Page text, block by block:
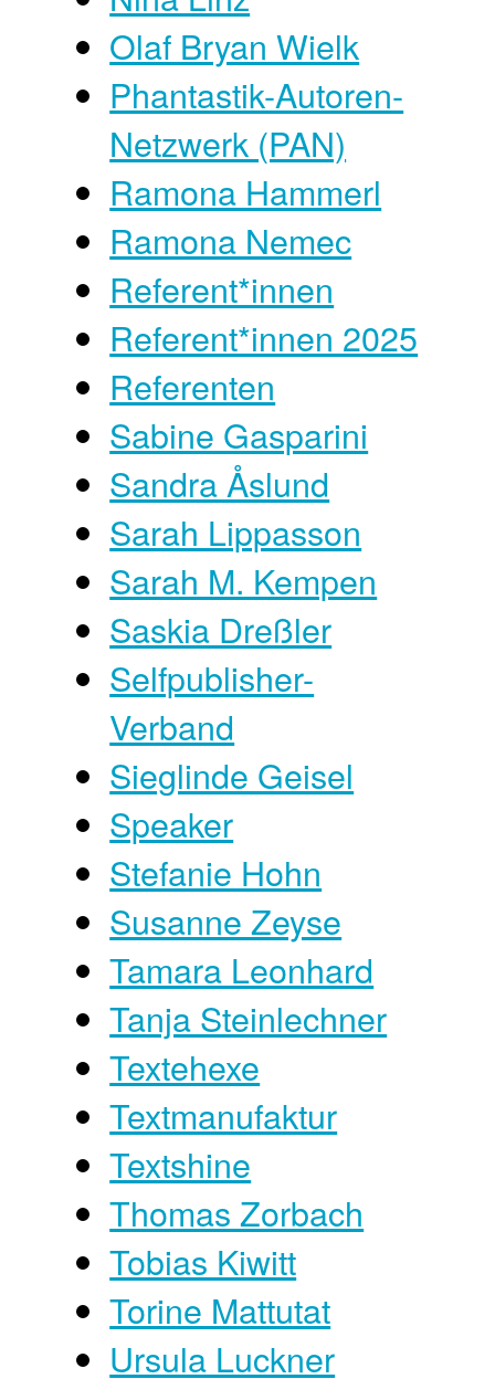
Olaf Bryan Wielk
Phantastik-Autoren-
Netzwerk (PAN)
Ramona Hammerl
Ramona Nemec
Referent*innen
Referent*innen 2025
Referenten
Sabine Gasparini
Sandra Åslund
Sarah Lippasson
Sarah M. Kempen
Saskia Dreßler
Selfpublisher-
Verband
Sieglinde Geisel
Speaker
Stefanie Hohn
Susanne Zeyse
Tamara Leonhard
Tanja Steinlechner
Textehexe
Textmanufaktur
Textshine
Thomas Zorbach
Tobias Kiwitt
Torine Mattutat
Ursula Luckner